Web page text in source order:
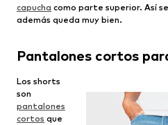
capucha como parte superior. Así
además queda muy bien.
Pantalones cortos
Los shorts
son
pantalones
cortos que